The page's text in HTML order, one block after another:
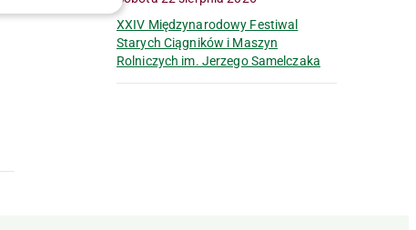
XXIV Międzynarodowy Festiwal
Starych Ciągników i Maszyn
Rolniczych im. Jerzego Samelczaka